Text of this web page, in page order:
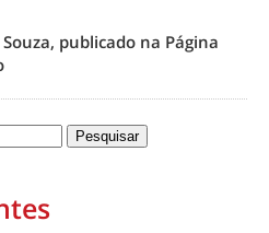
publicado na Página